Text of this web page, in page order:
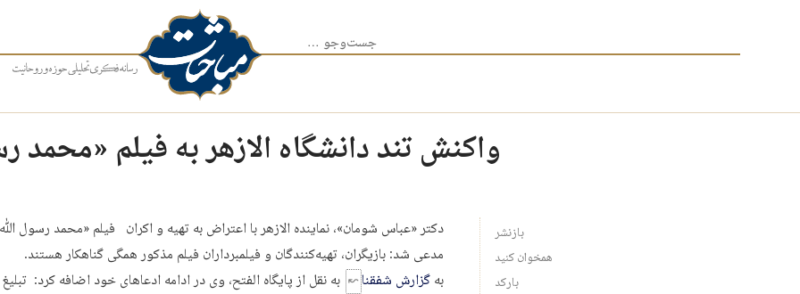
جست‌وجو برای:
واکنش تند دانشگاه الازهر به فیلم «محمد
بازنشر
همخوان کنید
بارکد
دکتر «عباس شومان»، نماینده الازهر با اعتراض به تهیه و اکران فیلم «محمد رسول
مدعی شد: بازیگران، تهیه‌کنندگان و فیلمبرداران فیلم مذکور همگی گناهکار هستند.
بهگزارش شفقنا
به نقل از پایگاه الفتح، وی در ادامه ادعاهای خود اضافه کرد: